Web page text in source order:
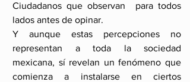
Ciudadanos que observan  para todos
lados antes de opinar.
Y aunque estas percepciones no
representan a toda la sociedad
mexicana, sí revelan un fenómeno que
comienza a instalarse en ciertos